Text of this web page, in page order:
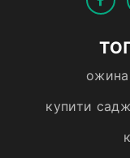
ожина
купити